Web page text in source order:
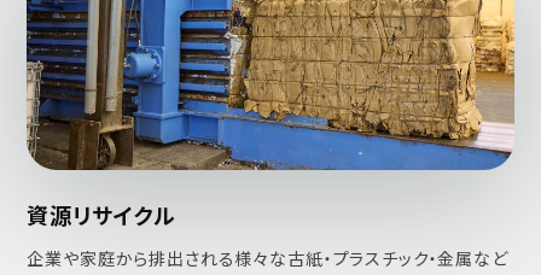
資源リサイクル
企業や家庭から排出される様々な古紙・プラスチック・金属など